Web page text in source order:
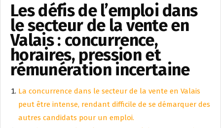
Les défis de l’emploi dans
le secteur de la vente en
Valais : concurrence,
horaires, pression et
rémunération incertaine
La concurrence dans le secteur de la vente en Valais
peut être intense, rendant difficile de se démarquer des
autres candidats pour un emploi.